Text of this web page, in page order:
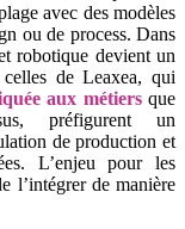
avec des modèles
ou de process. Dans
robotique devient un
de Leaxea, qui
aux métiersque
préfigurent un
de production et
L’enjeu pour les
l’intégrer de manière